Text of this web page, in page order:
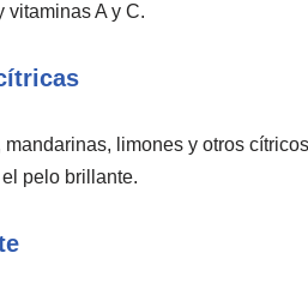
vitaminas A y C.
mandarinas, limones y otros
pelo brillante.